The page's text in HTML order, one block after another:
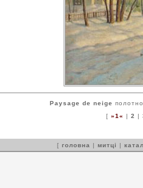
Paysage de neige
[ »1« | 2 |
[ головна | митці |